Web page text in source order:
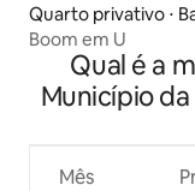
Quarto privativo ⋅
Boom em U
Qual é a
Município
Mês